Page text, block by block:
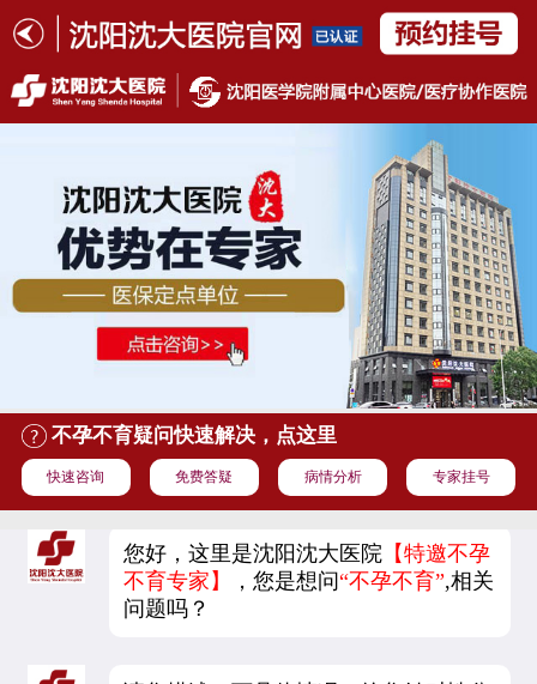
不孕不育疑问快速解决，点这里
快速咨询 免费答疑 病情分析 专家挂号
您好，这里是沈阳沈大医院 【特邀不孕
不育专家】
，您是想问“不孕不育”,相关
问题吗？